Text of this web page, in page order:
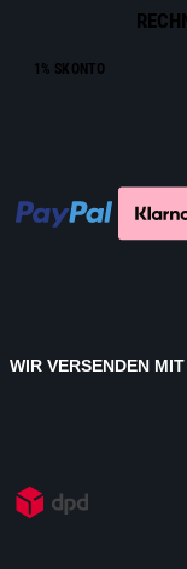
1% SKONTO
WIR VERSENDEN MIT